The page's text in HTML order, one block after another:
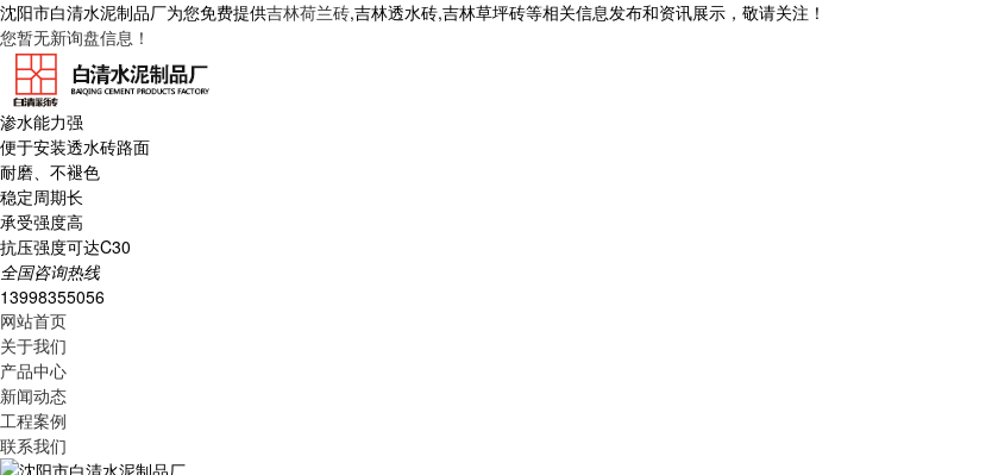
沈阳市白清水泥制品厂为您免费提供吉林荷兰砖,吉林透水砖,吉林草坪砖等相关信息发布和资讯展示，敬请关注！
您暂无新询盘信息！
渗水能力强
便于安装透水砖路面
耐磨、不褪色
稳定周期长
承受强度高
抗压强度可达C30
全国咨询热线
13998355056
网站首页
关于我们
产品中心
新闻动态
工程案例
联系我们